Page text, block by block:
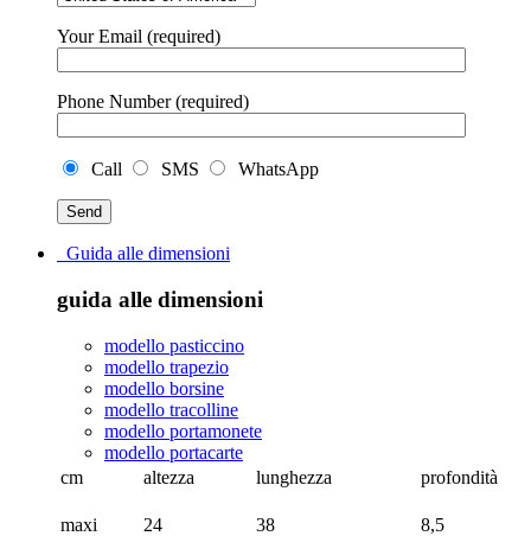
Your Email (required)
Phone Number (required)
Call SMS WhatsApp
Guida alle dimensioni
guida alle dimensioni
modello pasticcino
modello trapezio
modello borsine
modello tracolline
modello portamonete
modello portacarte
cm
altezza lunghezza profondità
maxi 24 38 8,5